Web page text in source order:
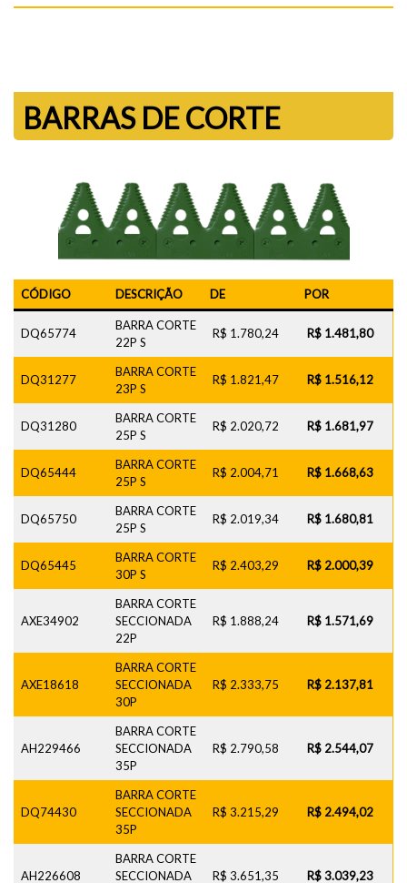
BARRAS DE CORTE
CÓDIGO DESCRIÇÃO DE POR
DQ65774
BARRA CORTE
22P S
R$ 1.780,24 R$ 1.481,80
DQ31277
BARRA CORTE
23P S
R$ 1.821,47 R$ 1.516,12
DQ31280
BARRA CORTE
25P S
R$ 2.020,72 R$ 1.681,97
DQ65444
BARRA CORTE
25P S
R$ 2.004,71 R$ 1.668,63
DQ65750
BARRA CORTE
25P S
R$ 2.019,34 R$ 1.680,81
DQ65445
BARRA CORTE
30P S
R$ 2.403,29 R$ 2.000,39
AXE34902
BARRA CORTE
SECCIONADA
22P
R$ 1.888,24 R$ 1.571,69
AXE18618
BARRA CORTE
SECCIONADA
30P
R$ 2.333,75 R$ 2.137,81
AH229466
BARRA CORTE
SECCIONADA
35P
R$ 2.790,58 R$ 2.544,07
DQ74430
BARRA CORTE
SECCIONADA
35P
R$ 3.215,29 R$ 2.494,02
AH226608
BARRA CORTE
SECCIONADA
R$ 3.651,35 R$ 3.039,23